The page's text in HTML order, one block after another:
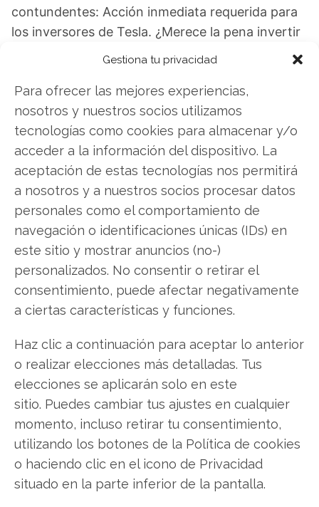
Gestiona tu privacidad
Para ofrecer las mejores experiencias,
nosotros y nuestros socios utilizamos
tecnologías como cookies para almacenar y/o
acceder a la información del dispositivo. La
aceptación de estas tecnologías nos permitirá
a nosotros y a nuestros socios procesar datos
personales como el comportamiento de
navegación o identificaciones únicas (IDs) en
este sitio y mostrar anuncios (no-)
personalizados. No consentir o retirar el
consentimiento, puede afectar negativamente
a ciertas características y funciones.
Haz clic a continuación para aceptar lo anterior
o realizar elecciones más detalladas. Tus
elecciones se aplicarán solo en este
sitio. Puedes cambiar tus ajustes en cualquier
momento, incluso retirar tu consentimiento,
utilizando los botones de la Política de cookies
o haciendo clic en el icono de Privacidad
situado en la parte inferior de la pantalla.
contundentes: Acción inmediata requerida para
los inversores de Tesla. ¿Merece la pena invertir
o es momento de vender? En el Análisis gratuito
qué hacer.
Tesla: ¿Comprar o vender? ¡Lee más aquí!
Tesla
Compartir este artículo
Twitter
LinkedIn